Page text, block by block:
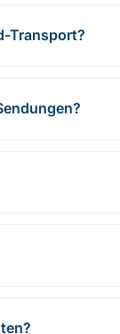
Transport?